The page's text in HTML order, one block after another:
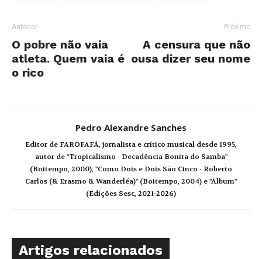
Anterior
O pobre não vaia
atleta. Quem vaia é
o rico
Próximo
A censura que não
ousa dizer seu nome
Pedro Alexandre Sanches
Editor de FAROFAFÁ, jornalista e crítico musical desde 1995,
autor de "Tropicalismo - Decadência Bonita do Samba"
(Boitempo, 2000), "Como Dois e Dois São Cinco - Roberto
Carlos (& Erasmo & Wanderléa)" (Boitempo, 2004) e "Álbum"
(Edições Sesc, 2021-2026)
Artigos relacionados